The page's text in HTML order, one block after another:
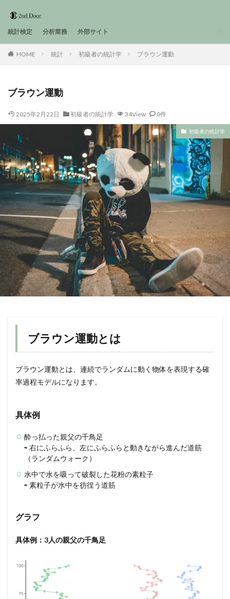
統計検定 分析業務 外部サイト
HOME 統計 初級者の統計学 ブラウン運動
ブラウン運動
2025年2月22日 初級者の統計学 34View 0件
初級者の統計学
ブラウン運動とは
ブラウン運動とは、連続でランダムに動く物体を表現する確
率過程モデルになります。
具体例
酔っ払った親父の千鳥足
⇨ 右にふらふら、左にふらふらと動きながら進んだ道筋
（ランダムウォーク）
水中で水を吸って破裂した花粉の素粒子
⇨ 素粒子が水中を彷徨う道筋
グラフ
具体例：3人の親父の千鳥足